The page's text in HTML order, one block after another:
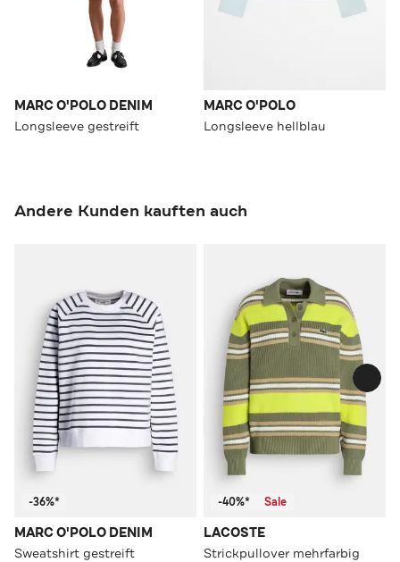
MARC O'POLO DENIM
Longsleeve gestreift
MARC O'POLO
Longsleeve hellblau
Andere Kunden kauften auch
-36%*
MARC O'POLO DENIM
Sweatshirt gestreift
-40%* Sale
LACOSTE
Strickpullover mehrfarbig